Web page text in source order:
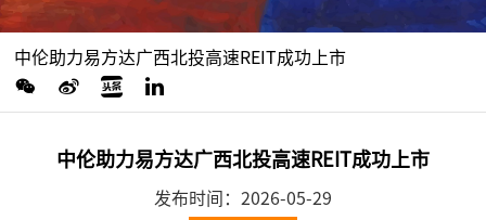
中伦助力易方达广西北投高速REIT成功上市
中伦助力易方达广西北投高速REIT成功上市
发布时间：2026-05-29